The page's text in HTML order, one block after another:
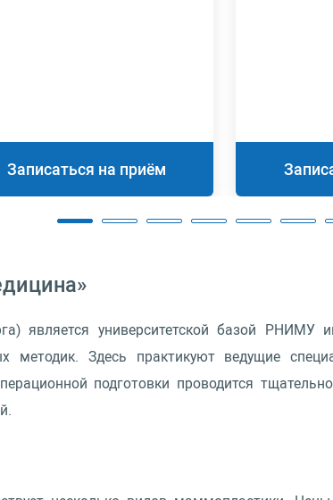
Записаться на приём
является университетской базой
Здесь практикуют ведущие
подготовки проводится